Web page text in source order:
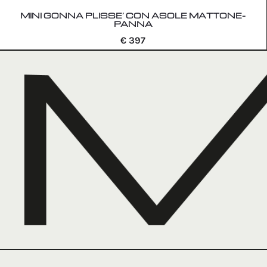
MINI GONNA PLISSE’ CON ASOLE MATTONE-
PANNA
€ 397